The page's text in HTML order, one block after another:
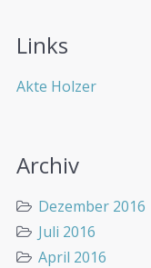
Links
Akte Holzer
Archiv
Dezember 2016
Juli 2016
April 2016